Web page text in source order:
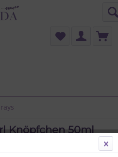
Knöpfchen 50ml